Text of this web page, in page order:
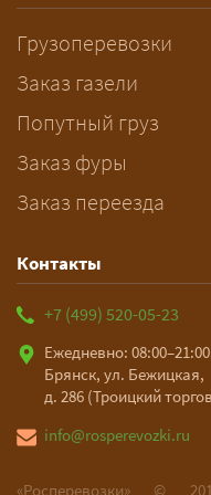
рассчитает
подготовку
Грузоперевозки
Заказ газели
Попутный груз
Заказ фуры
Заказ переезда
Контакты
+7 (499) 520-05-23
Ежедневно: 08:00–21:00
Брянск, ул. Бежицкая,
д. 286 (Троицкий
info@rosperevozki.ru
«Росперевозки» ©